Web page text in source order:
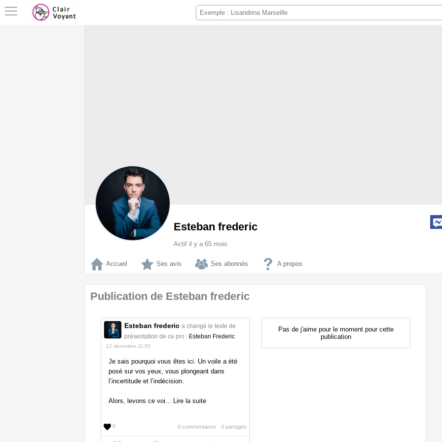
Esteban frederic
Actif il y a 65 mois
Accueil Ses avis Ses abonnés A propos
Publication de Esteban frederic
Esteban frederic a changé le texte de
présentation de ce pro : Esteban Frederic
12 décembre 11:55
Je sais pourquoi vous êtes ici. Un voile a été
posé sur vos yeux, vous plongeant dans
l’incertitude et l’indécision.
Alors, levons ce voi... Lire la suite
0 0 partages
0 commentaires
Pas de j'aime pour le moment pour cette
publication